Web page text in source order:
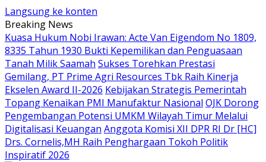
Langsung ke konten
Breaking News
Kuasa Hukum Nobi Irawan: Acte Van Eigendom No 1809,
8335 Tahun 1930 Bukti Kepemilikan dan Penguasaan
Tanah Milik Saamah Sukses Torehkan Prestasi
Gemilang, PT Prime Agri Resources Tbk Raih Kinerja
Ekselen Award II-2026 Kebijakan Strategis Pemerintah
Topang Kenaikan PMI Manufaktur Nasional OJK Dorong
Pengembangan Potensi UMKM Wilayah Timur Melalui
Digitalisasi Keuangan Anggota Komisi XII DPR RI Dr [HC]
Drs. Cornelis,MH Raih Penghargaan Tokoh Politik
Inspiratif 2026